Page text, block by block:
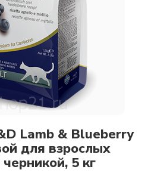
Lamb & Blueberry
для взрослых
5 кг